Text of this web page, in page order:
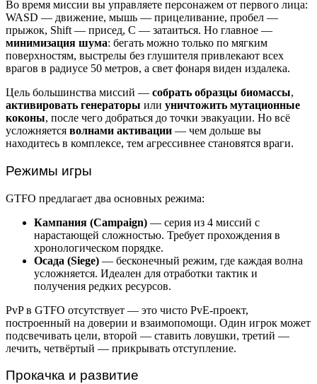
Во время миссии вы управляете персонажем от первого лица:
WASD — движение, мышь — прицеливание, пробел —
прыжок, Shift — присед, C — затаиться. Но главное —
минимизация шума: бегать можно только по мягким
поверхностям, выстрелы без глушителя привлекают всех
врагов в радиусе 50 метров, а свет фонаря виден издалека.
Цель большинства миссий — собрать образцы биомассы,
активировать генераторы или уничтожить мутационные
коконы, после чего добраться до точки эвакуации. Но всё
усложняется волнами активации — чем дольше вы
находитесь в комплексе, тем агрессивнее становятся враги.
Режимы игры
GTFO предлагает два основных режима:
Кампания (Campaign) — серия из 4 миссий с
нарастающей сложностью. Требует прохождения в
хронологическом порядке.
Осада (Siege) — бесконечный режим, где каждая волна
усложняется. Идеален для отработки тактик и
получения редких ресурсов.
PvP в GTFO отсутствует — это чисто PvE-проект,
построенный на доверии и взаимопомощи. Один игрок может
подсвечивать цели, второй — ставить ловушки, третий —
лечить, четвёртый — прикрывать отступление.
Прокачка и развитие